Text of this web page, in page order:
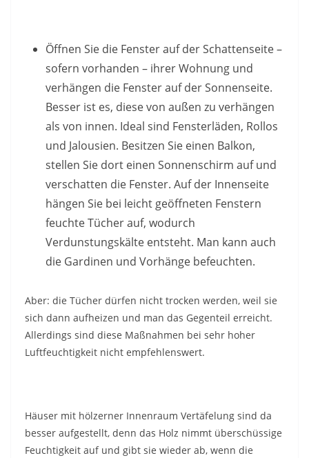
Öffnen Sie die Fenster auf der Schattenseite –
sofern vorhanden – ihrer Wohnung und
verhängen die Fenster auf der Sonnenseite.
Besser ist es, diese von außen zu verhängen
als von innen. Ideal sind Fensterläden, Rollos
und Jalousien. Besitzen Sie einen Balkon,
stellen Sie dort einen Sonnenschirm auf und
verschatten die Fenster. Auf der Innenseite
hängen Sie bei leicht geöffneten Fenstern
feuchte Tücher auf, wodurch
Verdunstungskälte entsteht. Man kann auch
die Gardinen und Vorhänge befeuchten.
Aber: die Tücher dürfen nicht trocken werden, weil sie
sich dann aufheizen und man das Gegenteil erreicht.
Allerdings sind diese Maßnahmen bei sehr hoher
Luftfeuchtigkeit nicht empfehlenswert.
Häuser mit hölzerner Innenraum Vertäfelung sind da
besser aufgestellt, denn das Holz nimmt überschüssige
Feuchtigkeit auf und gibt sie wieder ab, wenn die